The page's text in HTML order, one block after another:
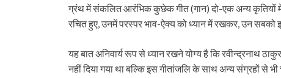
ग्रंथ में संकलित आरंभिक कुछेक गीत (गान) दो-एक अन्य कृतियों
रचित हुए, उनमें परस्पर भाव-ऐक्य को ध्यान में रखकर, उन
यह बात अनिवार्य रूप से ध्यान रखने योग्य है कि रवीन्द्रनाथ
नहीं दिया गया था बल्कि इस गीतांजलि के साथ अन्य संग्रहों से